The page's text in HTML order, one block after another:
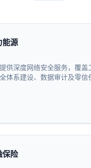
能源
供深度网络安全服务，覆盖
体系建设、数据审计及零信
保险